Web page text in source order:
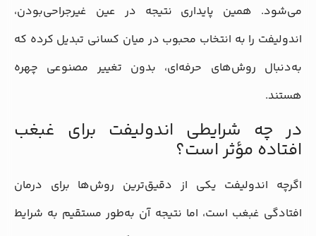
می‌شود. همین پایداری نتیجه در عین غیرجراحی‌بودن،
اندولیفت را به انتخاب محبوب در میان کسانی تبدیل کرده که
به‌دنبال روش‌های حرفه‌ای، بدون تغییر مصنوعی چهره
هستند.
در چه شرایطی اندولیفت برای غبغب
افتاده مؤثر است؟
اگرچه اندولیفت یکی از دقیق‌ترین روش‌ها برای درمان
افتادگی غبغب است، اما نتیجه آن به‌طور مستقیم به شرایط